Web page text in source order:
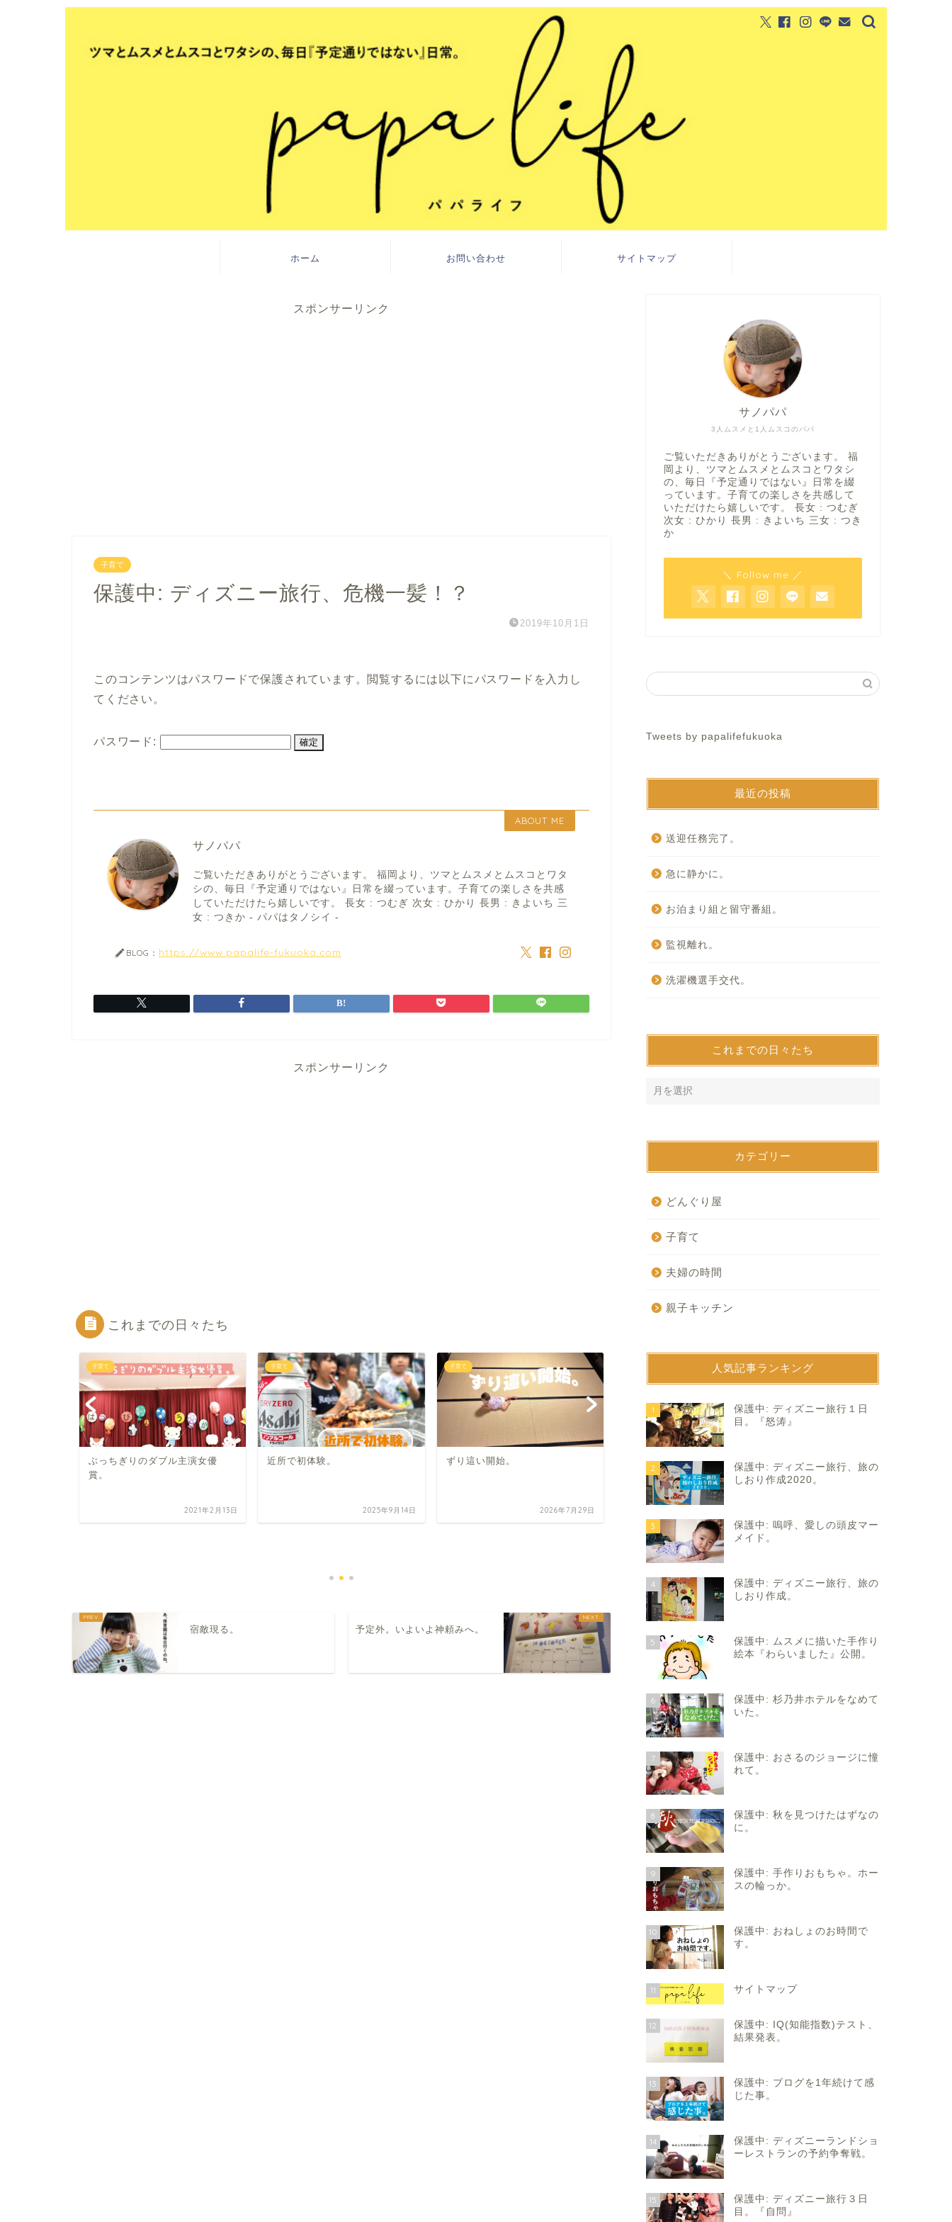
ホーム お問い合わせ サイトマップ
スポンサーリンク
子育て
保護中: ディズニー旅行、危機一髪！？
2019年10月1日
このコンテンツはパスワードで保護されています。閲覧するには以下にパスワードを入力し
てください。
パスワード:
ABOUT ME
サノパパ
ご覧いただきありがとうございます。 福岡より、ツマとムスメとムスコとワタ
シの、毎日『予定通りではない』日常を綴っています。子育ての楽しさを共感
していただけたら嬉しいです。 長女 : つむぎ 次女 : ひかり 長男 : きよいち 三
女 : つきか - パパはタノシイ -
BLOG： https://www.papalife-fukuoka.com
スポンサーリンク
これまでの日々たち
子育て
ぶっちぎりのダブル主演女優
賞。
2021年2月13日
子育て
近所で初体験。
2025年9月14日
子育て
ずり這い開始。
2026年7月29日
ぶっちぎりのダブル主演女優
子育て
近所で初体験。
宿敵現る。 予定外。いよいよ神頼みへ。
3人ムスメと1人ムスコのパパ
サノパパ
ご覧いただきありがとうございます。 福
岡より、ツマとムスメとムスコとワタシ
の、毎日『予定通りではない』日常を綴
っています。子育ての楽しさを共感して
いただけたら嬉しいです。 長女 : つむぎ
次女 : ひかり 長男 : きよいち 三女 : つき
か
＼ Follow me ／
Tweets by papalifefukuoka
最近の投稿
送迎任務完了。
急に静かに。
お泊まり組と留守番組。
監視離れ。
洗濯機選手交代。
これまでの日々たち
カテゴリー
どんぐり屋
子育て
夫婦の時間
親子キッチン
人気記事ランキング
1
保護中: ディズニー旅行１日
目。『怒涛』
2
保護中: ディズニー旅行、旅の
しおり作成2020。
3
保護中: 嗚呼、愛しの頭皮マー
メイド。
4
保護中: ディズニー旅行、旅の
しおり作成。
5
保護中: ムスメに描いた手作り
絵本『わらいました』公開。
6
保護中: 杉乃井ホテルをなめて
いた。
7
保護中: おさるのジョージに憧
れて。
8
保護中: 秋を見つけたはずなの
に。
9
保護中: 手作りおもちゃ。ホー
スの輪っか。
10
保護中: おねしょのお時間で
す。
11 サイトマップ
12
保護中: IQ(知能指数)テスト、
結果発表。
13
保護中: ブログを1年続けて感
じた事。
14
保護中: ディズニーランドショ
ーレストランの予約争奪戦。
15
保護中: ディズニー旅行３日
目。『自問』